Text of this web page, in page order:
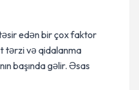
edən bir çox faktor
tərzi və qidalanma
başında gəlir. Əsas